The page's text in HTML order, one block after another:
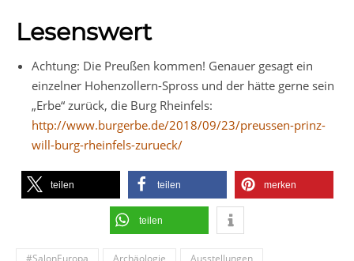
Lesenswert
Achtung: Die Preußen kommen! Genauer gesagt ein
einzelner Hohenzollern-Spross und der hätte gerne sein
„Erbe“ zurück, die Burg Rheinfels:
http://www.burgerbe.de/2018/09/23/preussen-prinz-
will-burg-rheinfels-zurueck/
teilen teilen merken
teilen
#SalonEuropa Archäologie
Ausstellungen